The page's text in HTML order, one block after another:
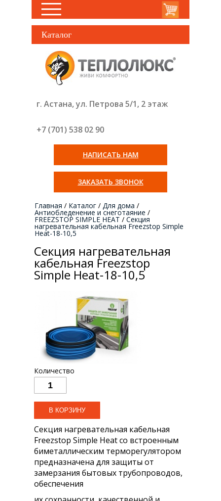
Каталог
г. Астана, ул. Петрова 5/1, 2 этаж
+7 (701) 538 02 90
НАПИСАТЬ НАМ
ЗАКАЗАТЬ ЗВОНОК
Главная / Каталог / Для дома /
Антиобледенение и снеготаяние /
FREEZSTOP SIMPLE HEAT / Секция
нагревательная кабельная Freezstop Simple
Heat-18-10,5
Секция нагревательная
кабельная Freezstop
Simple Heat-18-10,5
Количество
Секция нагревательная кабельная
Freezstop Simple Heat со встроенным
биметаллическим терморегулятором
предназначена для защиты от
замерзания бытовых трубопроводов,
обеспечения